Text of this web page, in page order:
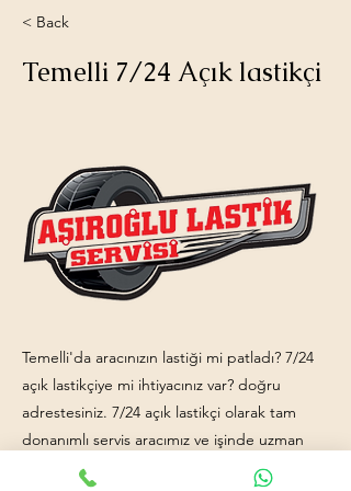
< Back
Temelli 7/24 Açık lastikçi
Temelli'da aracınızın lastiği mi patladı? 7/24
açık lastikçiye mi ihtiyacınız var? doğru
adrestesiniz. 7/24 açık lastikçi olarak tam
donanımlı servis aracımız ve işinde uzman
ekip arkadaşlarımızla hizmetinizdeyiz.